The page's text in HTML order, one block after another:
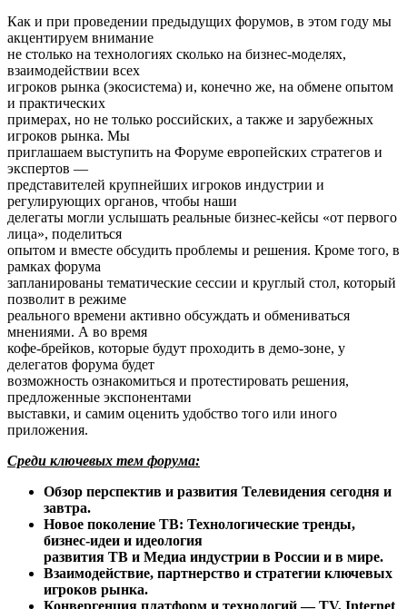
Как и при проведении предыдущих форумов, в этом году мы
акцентируем внимание
не столько на технологиях сколько на бизнес-моделях,
взаимодействии всех
игроков рынка (экосистема) и, конечно же, на обмене опытом
и практических
примерах, но не только российских, а также и зарубежных
игроков рынка. Мы
приглашаем выступить на Форуме европейских стратегов и
экспертов —
представителей крупнейших игроков индустрии и
регулирующих органов, чтобы наши
делегаты могли услышать реальные бизнес-кейсы «от первого
лица», поделиться
опытом и вместе обсудить проблемы и решения. Кроме того, в
рамках форума
запланированы тематические сессии и круглый стол, который
позволит в режиме
реального времени активно обсуждать и обмениваться
мнениями. А во время
кофе-брейков, которые будут проходить в демо-зоне, у
делегатов форума будет
возможность ознакомиться и протестировать решения,
предложенные экспонентами
выставки, и самим оценить удобство того или иного
приложения.
Среди ключевых тем форума:
Обзор перспектив и развития Телевидения сегодня и
завтра.
Новое поколение ТВ: Технологические тренды,
бизнес-идеи и идеология
развития ТВ и Медиа индустрии в России и в мире.
Взаимодействие, партнерство и стратегии ключевых
игроков рынка.